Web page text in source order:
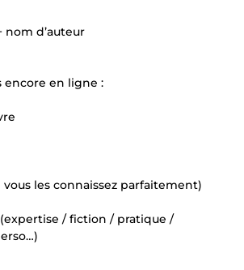
nom d’auteur
encore en ligne :
vous les connaissez parfaitement)
/ fiction / pratique /